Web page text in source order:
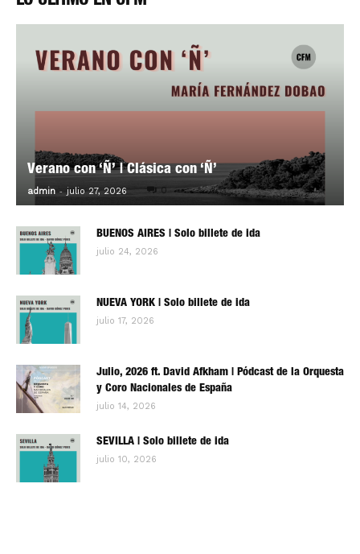
Verano con ‘Ñ’ | Clásica con ‘Ñ’
admin - julio 27, 2026 0
BUENOS AIRES | Solo billete de ida
julio 24, 2026
NUEVA YORK | Solo billete de ida
julio 17, 2026
Julio, 2026 ft. David Afkham | Pódcast de la Orquesta
y Coro Nacionales de España
julio 14, 2026
SEVILLA | Solo billete de ida
julio 10, 2026